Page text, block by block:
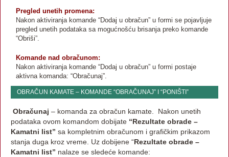
Pregled unetih promena:
Nakon aktiviranja komande “Dodaj u obračun” u formi se pojavljuje
pregled unetih podataka sa mogućnošću brisanja preko komande
“Obriši”.
Komande nad obračunom:
Nakon aktiviranja komande “Dodaj u obračun” u formi postaje
aktivna komanda: “Obračunaj”.
OBRAČUN KAMATE – KOMANDE “OBRAČUNAJ” I “PONIŠTI”
Obračunaj – komanda za obračun kamate. Nakon unetih
podataka ovom komandom dobijate “Rezultate obrade –
Kamatni list” sa kompletnim obračunom i grafičkim prikazom
stanja duga kroz vreme. Uz dobijene “Rezultate obrade –
Kamatni list” nalaze se sledeće komande: